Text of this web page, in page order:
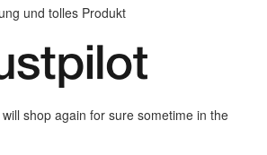
hat super funktioniert. Ich einen
gemacht, welcher sofort korrigiert
w ...